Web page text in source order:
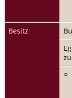
Besitz